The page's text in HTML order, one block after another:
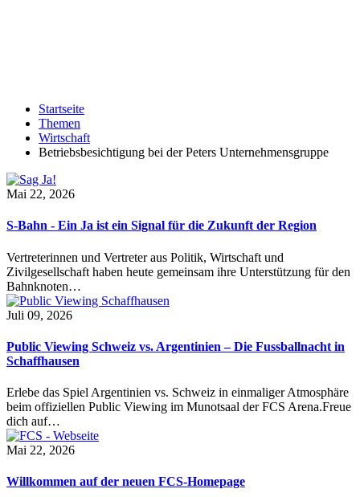
Startseite
Themen
Wirtschaft
Betriebsbesichtigung bei der Peters Unternehmensgruppe
Mai 22, 2026
S-Bahn - Ein Ja ist ein Signal für die Zukunft der Region
Vertreterinnen und Vertreter aus Politik, Wirtschaft und
Zivilgesellschaft haben heute gemeinsam ihre Unterstützung für den
Bahnknoten…
Juli 09, 2026
Public Viewing Schweiz vs. Argentinien – Die Fussballnacht in
Schaffhausen
Erlebe das Spiel Argentinien vs. Schweiz in einmaliger Atmosphäre
beim offiziellen Public Viewing im Munotsaal der FCS Arena.Freue
dich auf…
Mai 22, 2026
Willkommen auf der neuen FCS-Homepage